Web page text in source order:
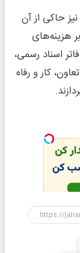
حاکی از آن
هزینه‌های
اسناد رسمی،
کار و رفاه